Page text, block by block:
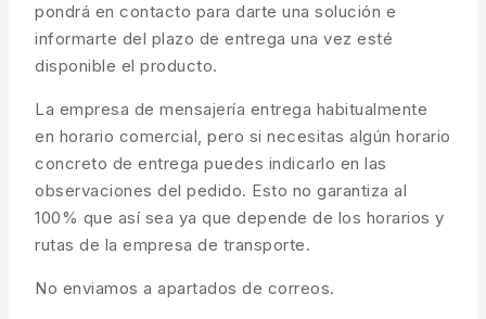
pondrá en contacto para darte una solución e
informarte del plazo de entrega una vez esté
disponible el producto.
La empresa de mensajería entrega habitualmente
en horario comercial, pero si necesitas algún horario
concreto de entrega puedes indicarlo en las
observaciones del pedido. Esto no garantiza al
100% que así sea ya que depende de los horarios y
rutas de la empresa de transporte.
No enviamos a apartados de correos.